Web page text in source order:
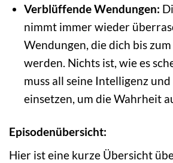
Verblüffende Wendungen:
nimmt immer wieder
Wendungen, die dich bis zum
werden. Nichts ist, wie es
muss all seine Intelligenz
einsetzen, um die Wahrheit
Episodenübersicht:
Hier ist eine kurze Übersicht